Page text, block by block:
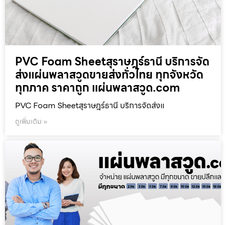
PVC Foam Sheetสุราษฎร์ธานี บริการจัด
ส่งแผ่นพลาสวูดขายส่งทั่วไทย ทุกจังหวัด
ทุกภาค ราคาถูก แผ่นพลาสวูด.com
PVC Foam Sheetสุราษฎร์ธานี บริการจัดส่งแ
ดูเพิ่มเติม »